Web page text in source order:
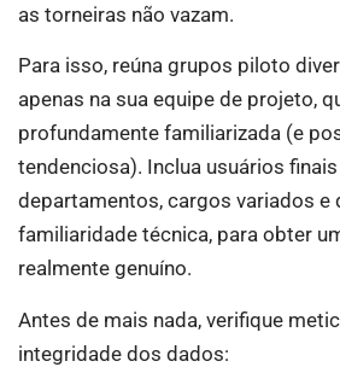
as torneiras não vazam.
Para isso, reúna grupos piloto
apenas na sua equipe de projeto,
profundamente familiarizada (e
tendenciosa). Inclua usuários
departamentos, cargos variados e
familiaridade técnica, para obter
realmente genuíno.
Antes de mais nada, verifique
integridade dos dados: